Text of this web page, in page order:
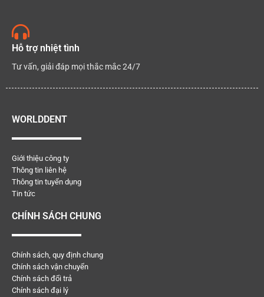
Hỗ trợ nhiệt tình
Tư vấn, giải đáp mọi thắc mắc 24/7
WORLDDENT
Giới thiệu công ty
Thông tin liên hệ
Thông tin tuyển dụng
Tin tức
CHÍNH SÁCH CHUNG
Chính sách, quy định chung
Chính sách vận chuyển
Chính sách đổi trả
Chính sách đại lý